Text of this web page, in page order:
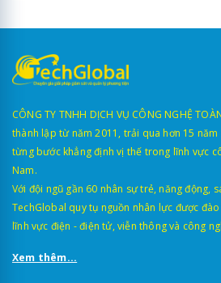
CÔNG TY TNHH DỊCH VỤ CÔNG NGHỆ
thành lập từ năm 2011, trải qua hơn 15
từng bước khẳng định vị thế trong lĩnh vực
Nam.
Với đội ngũ gần 60 nhân sự trẻ, năng động,
TechGlobal quy tụ nguồn nhân lực được
lĩnh vực điện - điện tử, viễn thông và công
Xem thêm...